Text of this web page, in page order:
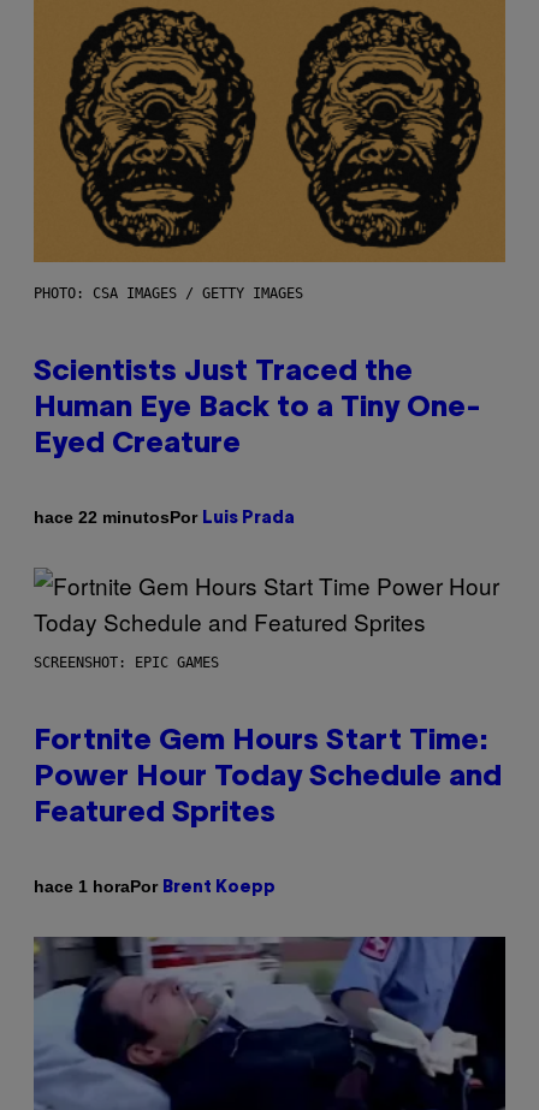
PHOTO: CSA IMAGES / GETTY IMAGES
Scientists Just Traced the
Human Eye Back to a Tiny One-
Eyed Creature
hace 22 minutosPor Luis Prada
SCREENSHOT: EPIC GAMES
Fortnite Gem Hours Start Time:
Power Hour Today Schedule and
Featured Sprites
hace 1 horaPor Brent Koepp